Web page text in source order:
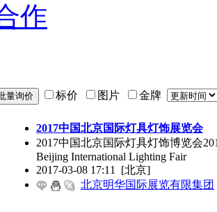
作
标价 图片 金牌
2017中国北京国际灯具灯饰展览会
2017中国北京国际灯具灯饰博览会
Beijing International Lighting Fair
2017-03-08 17:11 [北京]
北京明华国际展览有限集团